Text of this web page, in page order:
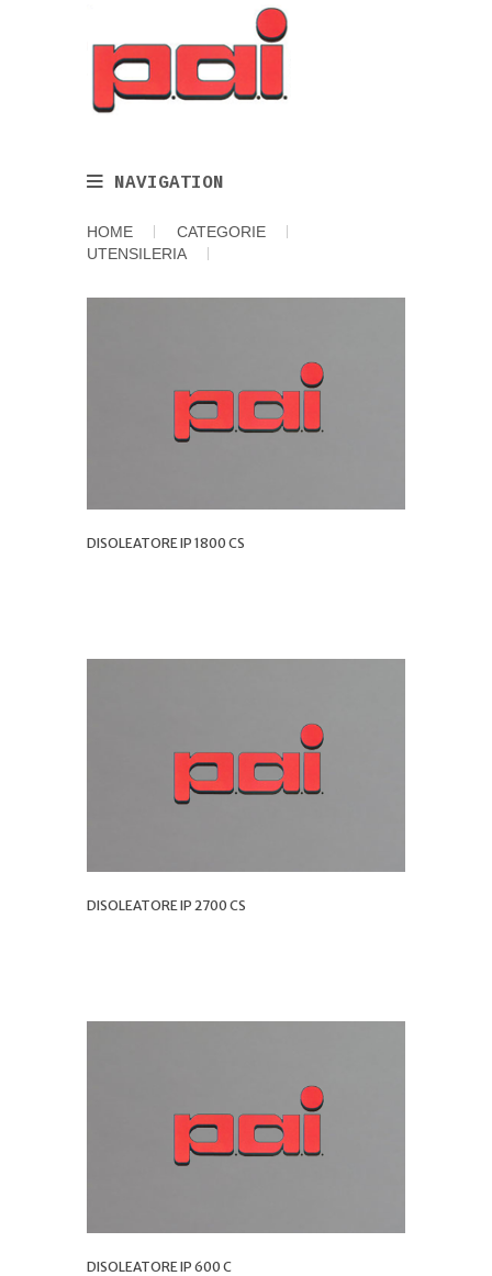
NAVIGATION
HOME
CATEGORIE
UTENSILERIA
DISOLEATORE IP 1800 CS
DISOLEATORE IP 2700 CS
DISOLEATORE IP 600 C